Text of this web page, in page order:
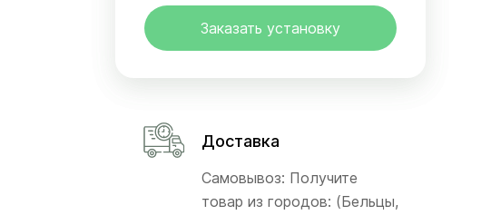
Заказать установку
Доставка
Самовывоз: Получите
товар из городов: (Бельцы,